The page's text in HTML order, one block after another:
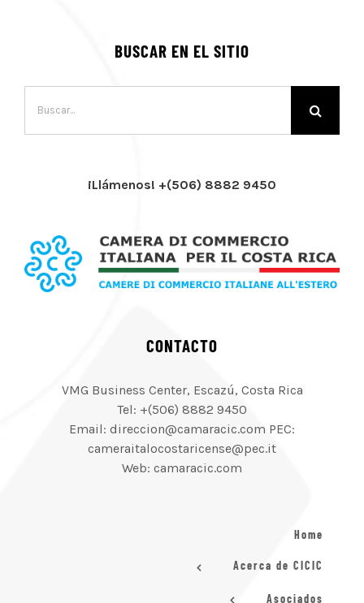
BUSCAR EN EL SITIO
¡Llámenos! +(506) 8882 9450
CONTACTO
VMG Business Center, Escazú, Costa Rica
Tel: +(506) 8882 9450
Email: direccion@camaracic.com PEC:
cameraitalocostaricense@pec.it
Web: camaracic.com
Home
Acerca de CICIC
Asociados